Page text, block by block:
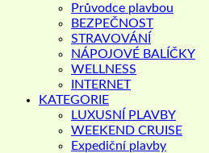
Průvodce plavbou
BEZPEČNOST
STRAVOVÁNÍ
NÁPOJOVÉ BALÍČKY
WELLNESS
INTERNET
KATEGORIE
LUXUSNÍ PLAVBY
WEEKEND CRUISE
Expediční plavby